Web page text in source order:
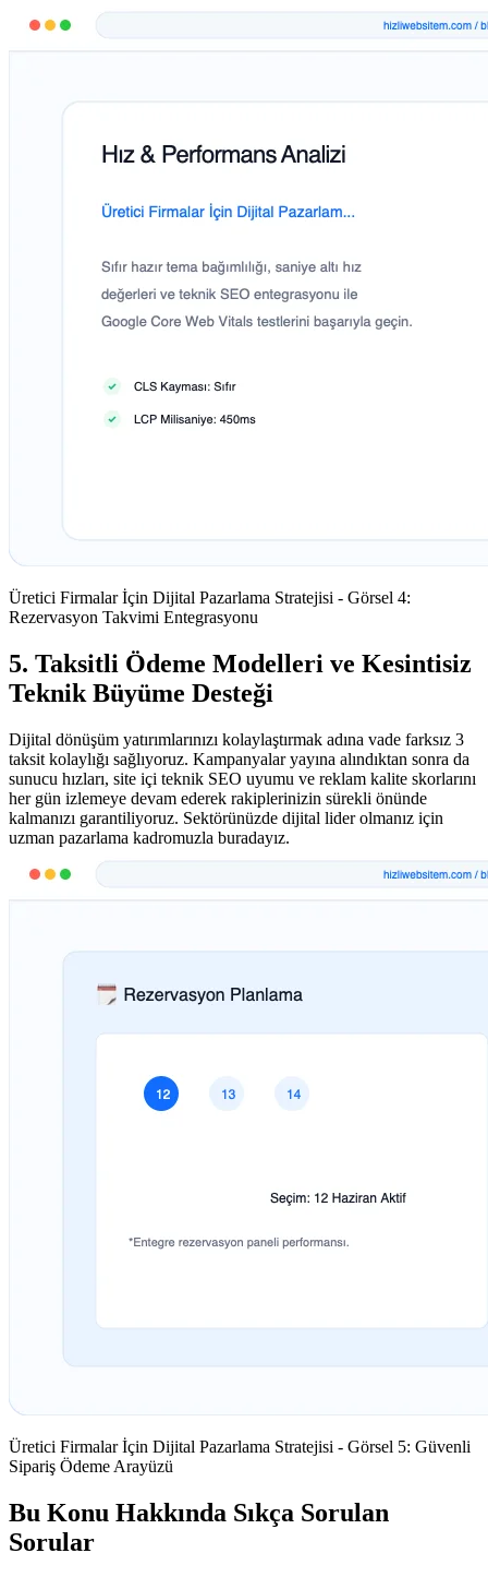
Üretici Firmalar İçin Dijital Pazarlama Stratejisi - Görsel 4:
Rezervasyon Takvimi Entegrasyonu
5. Taksitli Ödeme Modelleri ve Kesintisiz
Teknik Büyüme Desteği
Dijital dönüşüm yatırımlarınızı kolaylaştırmak adına vade farksız 3
taksit kolaylığı sağlıyoruz. Kampanyalar yayına alındıktan sonra da
sunucu hızları, site içi teknik SEO uyumu ve reklam kalite skorlarını
her gün izlemeye devam ederek rakiplerinizin sürekli önünde
kalmanızı garantiliyoruz. Sektörünüzde dijital lider olmanız için
uzman pazarlama kadromuzla buradayız.
Üretici Firmalar İçin Dijital Pazarlama Stratejisi - Görsel 5: Güvenli
Sipariş Ödeme Arayüzü
Bu Konu Hakkında Sıkça Sorulan
Sorular